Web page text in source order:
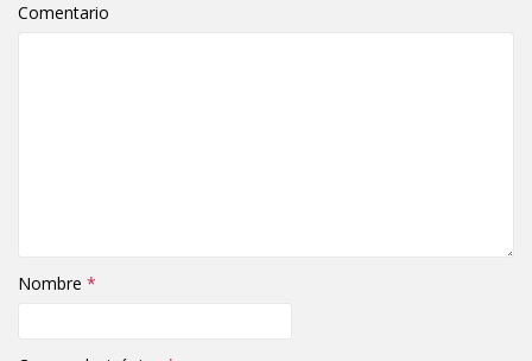
Comentario
Nombre *